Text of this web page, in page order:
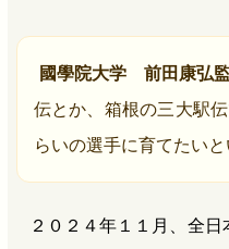
國學院大学 前田康弘
伝とか、箱根の三大駅
らいの選手に育てたいと
２０２４年１１月、全